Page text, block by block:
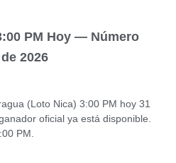
PM Hoy — Número
2026
(Loto Nica) 3:00 PM hoy 31
oficial ya está disponible.
PM.